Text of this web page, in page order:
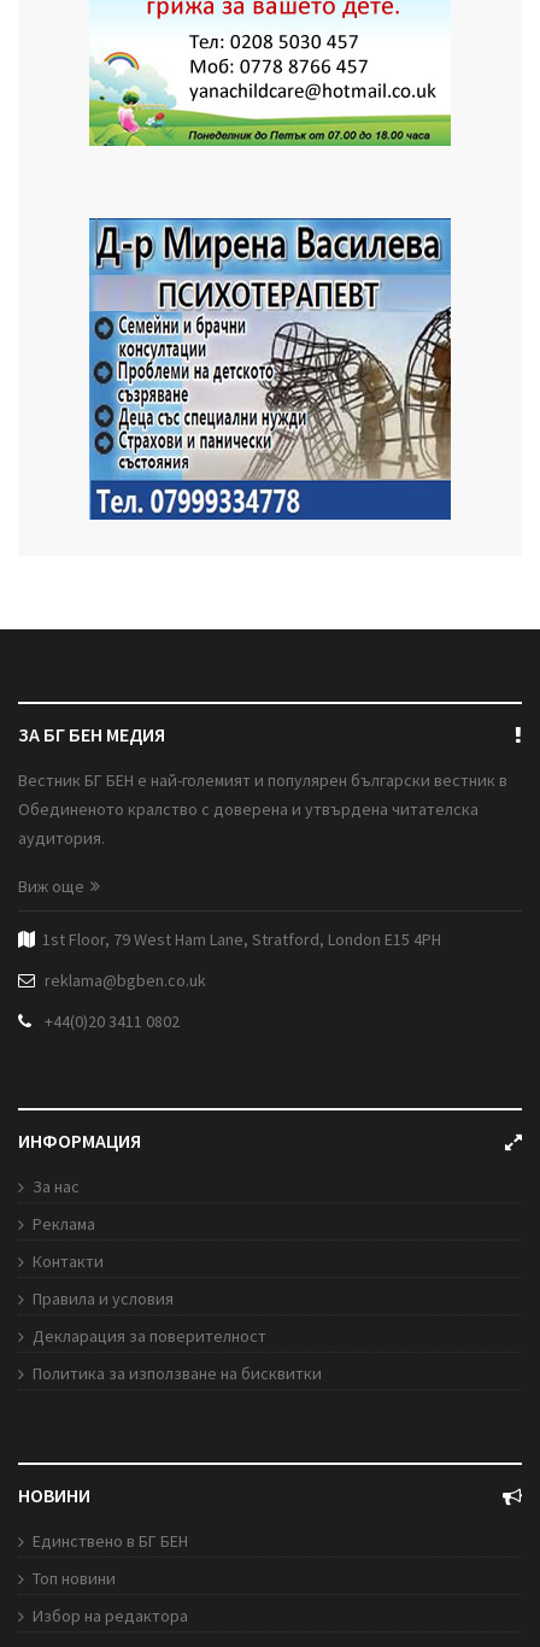
ЗА БГ БЕН МЕДИЯ
Вестник БГ БЕН е най-големият и популярен български вестник в
Обединеното кралство с доверена и утвърдена читателска
аудитория.
Виж още
1st Floor, 79 West Ham Lane, Stratford, London E15 4PH
reklama@bgben.co.uk
+44(0)20 3411 0802
ИНФОРМАЦИЯ
За нас
Реклама
Контакти
Правила и условия
Декларация за поверителност
Политика за използване на бисквитки
НОВИНИ
Единствено в БГ БЕН
Топ новини
Избор на редактора